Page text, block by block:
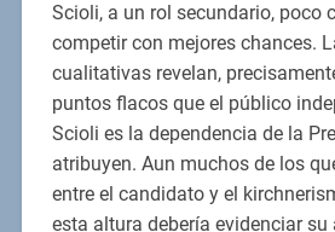
Scioli, a un rol secundario, poco
competir con mejores chances.
cualitativas revelan,
puntos flacos que el público
Scioli es la dependencia de la
atribuyen. Aun muchos de los
entre el candidato y el
esta altura debería evidenciar